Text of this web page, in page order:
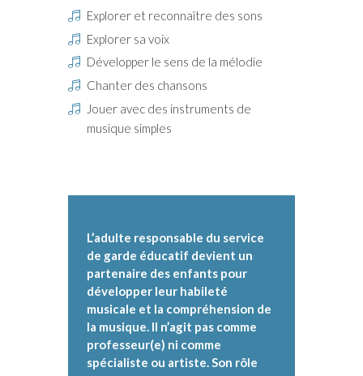
Explorer et reconnaître des sons
Explorer sa voix
Développer le sens de la mélodie
Chanter des chansons
Jouer avec des instruments de
musique simples
L’adulte responsable du service
de garde éducatif devient un
partenaire des enfants pour
développer leur habileté
musicale et la compréhension de
la musique. Il n’agit pas comme
professeur(e) ni comme
spécialiste ou artiste. Son rôle